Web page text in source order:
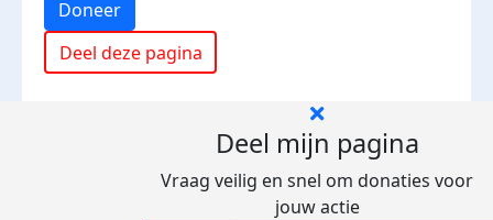
Doneer
Deel deze pagina
Deel mijn pagina
Vraag veilig en snel om donaties voor
jouw actie